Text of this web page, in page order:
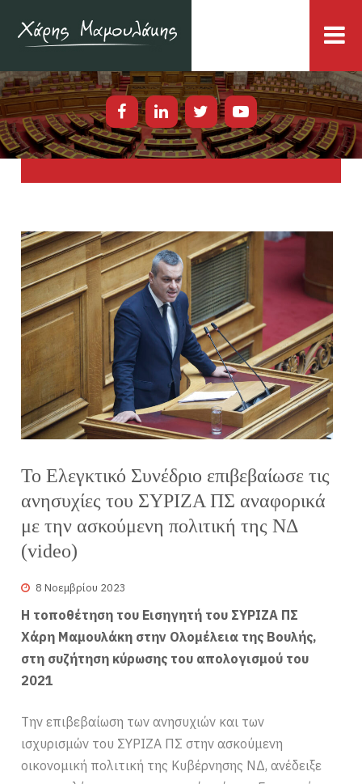
Το Ελεγκτικό Συνέδριο επιβεβαίωσε τις
ανησυχίες του ΣΥΡΙΖΑ ΠΣ αναφορικά
με την ασκούμενη πολιτική της ΝΔ
(video)
8 Νοεμβρίου 2023
Η τοποθέτηση του Εισηγητή του ΣΥΡΙΖΑ ΠΣ
Χάρη Μαμουλάκη στην Ολομέλεια της Βουλής,
στη συζήτηση κύρωσης του απολογισμού του
2021
Την επιβεβαίωση των ανησυχιών και των
ισχυρισμών του ΣΥΡΙΖΑ ΠΣ στην ασκούμενη
οικονομική πολιτική της Κυβέρνησης ΝΔ, ανέδειξε